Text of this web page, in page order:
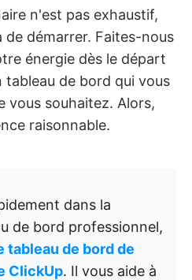
n'est pas exhaustif,
démarrer. Faites-nous
énergie dès le départ
tableau de bord qui vous
vous souhaitez. Alors,
raisonnable.
dans la
de bord professionnel,
tableau de bord de
ClickUp. Il vous aide à